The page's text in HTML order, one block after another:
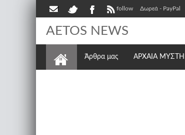
follow Δωρεά - PayPal
AETOS NEWS
Άρθρα μας ΑΡΧΑΙΑ